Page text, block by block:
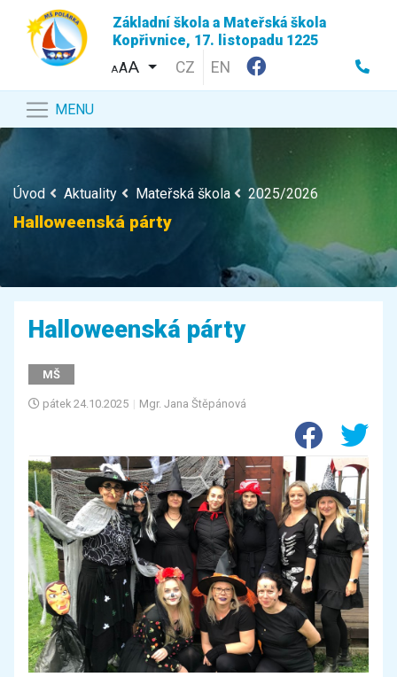
Základní škola a Mateřská škola
Kopřivnice, 17. listopadu 1225
AA CZ EN
MENU
Úvod Aktuality Mateřská škola 2025/2026
Halloweenská párty
Halloweenská párty
MŠ
pátek 24.10.2025 | Mgr. Jana Štěpánová